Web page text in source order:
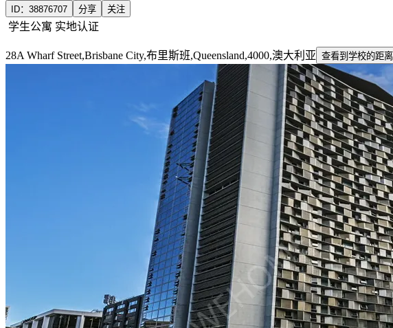
ID： 38876707 分享 关注
学生公寓 实地认证
28A Wharf Street,Brisbane City,布里斯班,Queensland,4000,澳大利亚 查看到学校的距离